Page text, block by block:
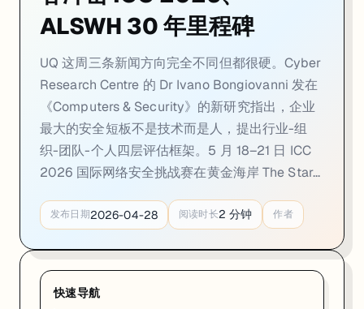
对走 Cyber Security 和 Information Systems 方向的学生，这条研究
02. UQ 黑客冲击 ICC 2026:黄金海岸 5 月主
：国际网络安全挑战赛（ICC 2026）5 月 18–21 日在黄金海岸
5 月 18–21 日，第 25 届 AUSCERT 大会和国际网络安全挑战赛（
UQ 这次有两位 CS + Math 双学位本科生进 Team Oceania（大洋洲
支撑这两位选手的是 UQ Cyber Squad——一个每周聚一次的学生社团
来源：UQ News · 2026-04-27
03. ALSWH 30 周年:5.7 万女性、4 代人、
：澳洲女性健康纵向研究（ALSWH）4 月 22 日满 30 周年。
ALSWH 30 年里程碑
UQ 这周三条新闻方向完全不同但都很硬。Cyber
Research Centre 的 Dr Ivano Bongiovanni 发在
《Computers & Security》的新研究指出，企业
最大的安全短板不是技术而是人，提出行业-组
织-团队-个人四层评估框架。5 月 18–21 日 ICC
2026 国际网络安全挑战赛在黄金海岸 The Star...
发布日期2026-04-28 阅读时长2 分钟 作者
快速导航